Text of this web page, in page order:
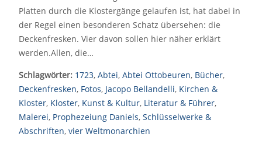
Platten durch die Klostergänge gelaufen ist, hat dabei in
der Regel einen besonderen Schatz übersehen: die
Deckenfresken. Vier davon sollen hier näher erklärt
werden.Allen, die…
Schlagwörter: 1723, Abtei, Abtei Ottobeuren, Bücher,
Deckenfresken, Fotos, Jacopo Bellandelli, Kirchen &
Kloster, Kloster, Kunst & Kultur, Literatur & Führer,
Malerei, Prophezeiung Daniels, Schlüsselwerke &
Abschriften, vier Weltmonarchien